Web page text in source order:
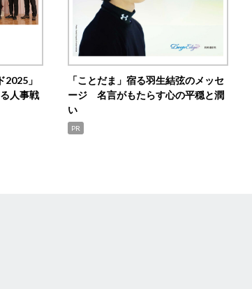
2025」
人事戦
「ことだま」宿る羽生結弦のメッセ
ージ 名言がもたらす心の平穏と潤
い
PR